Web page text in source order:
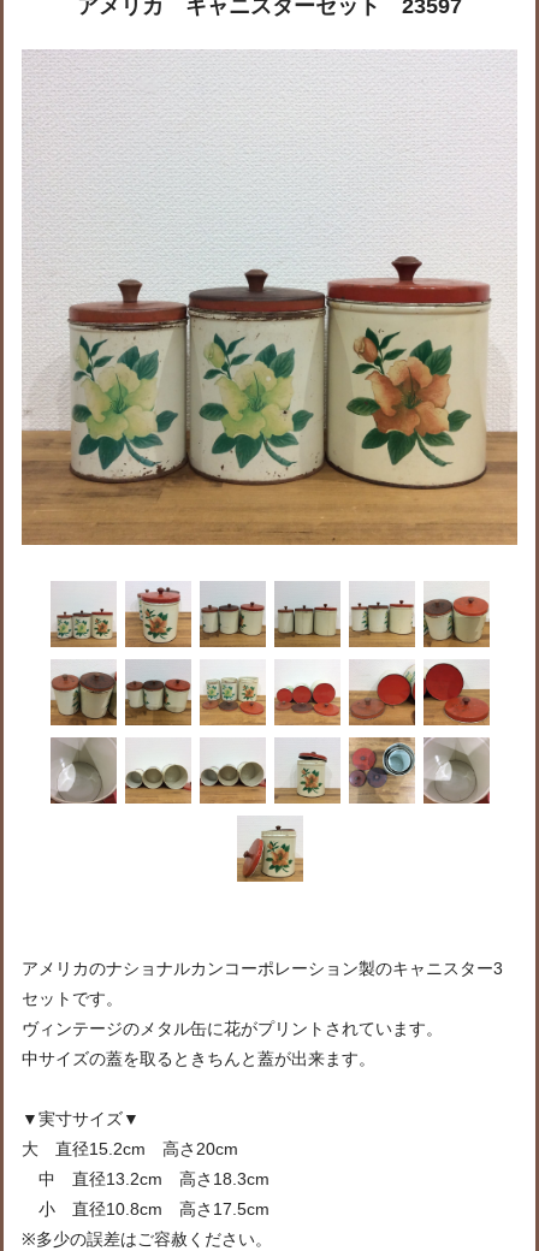
アメリカ キャニスターセット 23597
アメリカのナショナルカンコーポレーション製のキャニスター3
セットです。
ヴィンテージのメタル缶に花がプリントされています。
中サイズの蓋を取るときちんと蓋が出来ます。
▼実寸サイズ▼
大 直径15.2cm 高さ20cm
中 直径13.2cm 高さ18.3cm
小 直径10.8cm 高さ17.5cm
※多少の誤差はご容赦ください。